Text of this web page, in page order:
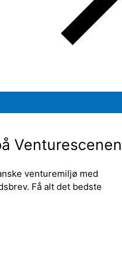
Venturescenen
venturemiljø med
Få alt det bedste